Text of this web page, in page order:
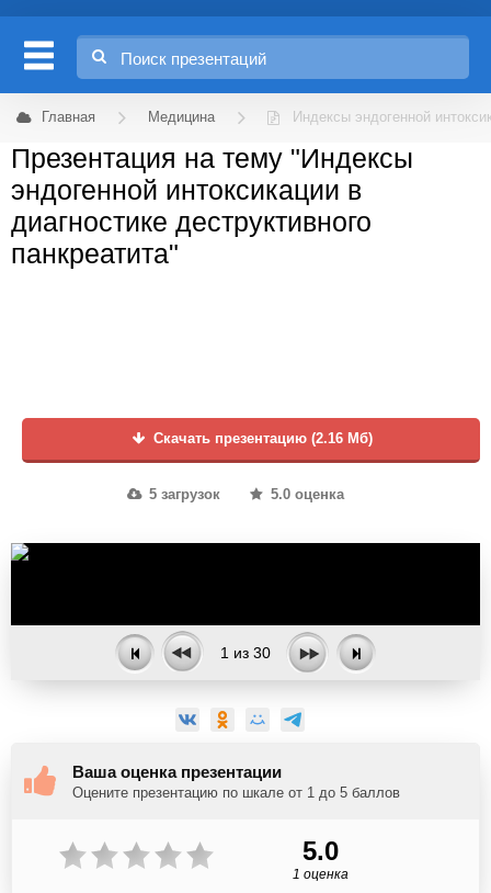
Главная Медицина Индексы эндогенной
Презентация на тему "Индексы
эндогенной интоксикации в
диагностике деструктивного
панкреатита"
Скачать презентацию (2.16 Мб)
5 загрузок 5.0 оценка
1 из 30
Ваша оценка презентации
Оцените презентацию по шкале от 1 до 5 баллов
5.0
1 оценка